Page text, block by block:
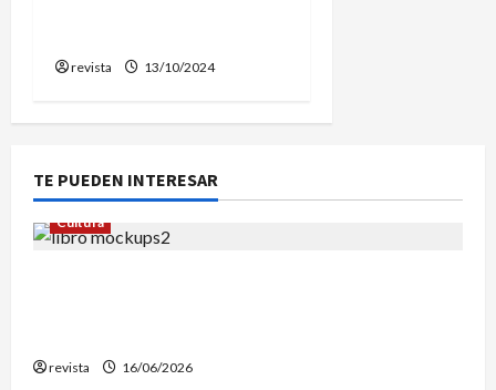
revista 13/10/2024
TE PUEDEN INTERESAR
Cultura
revista
16/06/2026